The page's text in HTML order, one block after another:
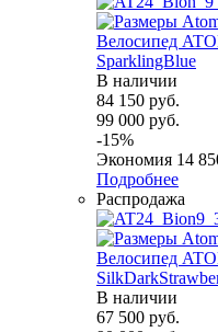
Велосипед
SparklingBlue
В наличии
84 150 руб.
99 000 руб.
-15%
Экономия 14
Подробнее
Распродажа
Велосипед
В наличии
67 500 руб.